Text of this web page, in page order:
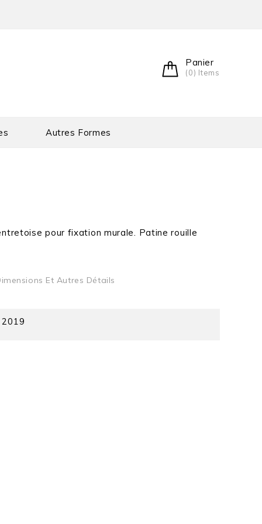
Panier
(0) Items
Autres Formes
pour fixation murale. Patine rouille
Et Autres Détails
2019